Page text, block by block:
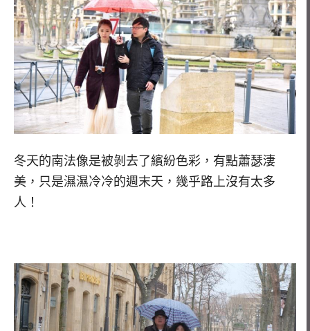
冬天的南法像是被剝去了繽紛色彩，有點蕭瑟淒
美，只是濕濕冷冷的週末天，幾乎路上沒有太多
人！